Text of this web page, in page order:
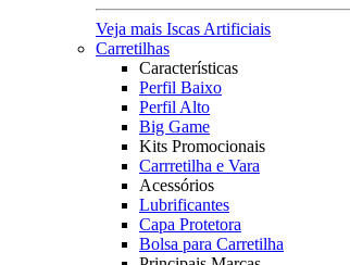
Veja mais Iscas Artificiais
Carretilhas
Características
Perfil Baixo
Perfil Alto
Big Game
Kits Promocionais
Carrretilha e Vara
Acessórios
Lubrificantes
Capa Protetora
Bolsa para Carretilha